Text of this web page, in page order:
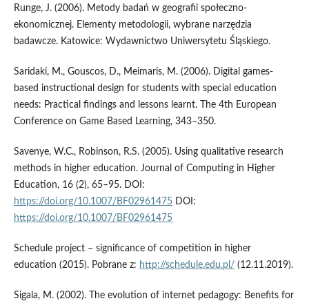
Runge, J. (2006). Metody badań w geografii społeczno-
ekonomicznej. Elementy metodologii, wybrane narzędzia
badawcze. Katowice: Wydawnictwo Uniwersytetu Śląskiego.
Saridaki, M., Gouscos, D., Meimaris, M. (2006). Digital games-
based instructional design for students with special education
needs: Practical findings and lessons learnt. The 4th European
Conference on Game Based Learning, 343–350.
Savenye, W.C., Robinson, R.S. (2005). Using qualitative research
methods in higher education. Journal of Computing in Higher
Education, 16 (2), 65–95. DOI:
https://doi.org/10.1007/BF02961475DOI:
https://doi.org/10.1007/BF02961475
Schedule project – significance of competition in higher
education (2015). Pobrane z: http://schedule.edu.pl/ (12.11.2019).
Sigala, M. (2002). The evolution of internet pedagogy: Benefits for